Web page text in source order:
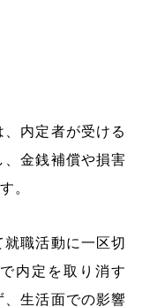
内定者が受ける
金銭補償や損害
。
職活動に一区切
内定を取り消す
生活面での影響